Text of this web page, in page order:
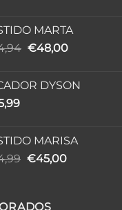
MARTA
El
era:
€48,00El
es:
DYSON
MARISA
El
era:
€45,00El